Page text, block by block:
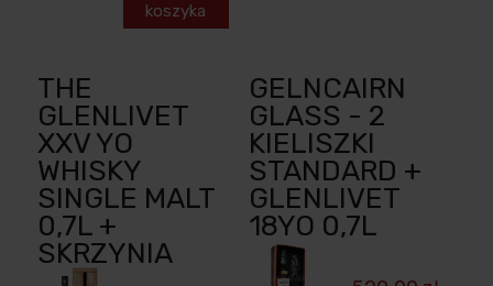
koszyka
THE
GLENLIVET
XXV YO
WHISKY
SINGLE MALT
0,7L +
SKRZYNIA
GELNCAIRN
GLASS - 2
KIELISZKI
STANDARD +
GLENLIVET
18YO 0,7L